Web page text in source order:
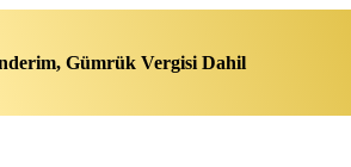
Gümrük Vergisi Dahil